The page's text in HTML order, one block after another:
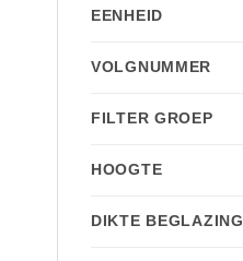
EENHEID
VOLGNUMMER
FILTER GROEP
HOOGTE
DIKTE BEGLAZING